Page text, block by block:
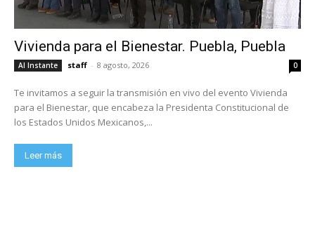
Vivienda para el Bienestar. Puebla, Puebla
Al Instante staff - 8 agosto, 2026 0
Te invitamos a seguir la transmisión en vivo del evento Vivienda
para el Bienestar, que encabeza la Presidenta Constitucional de
los Estados Unidos Mexicanos,...
Leer más